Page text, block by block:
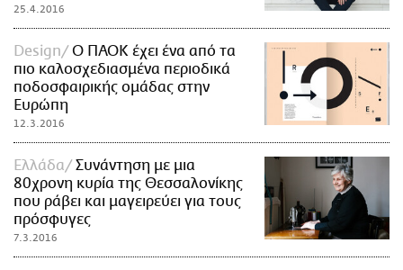
25.4.2016
Design
Ο ΠΑΟΚ έχει ένα από τα
πιο καλοσχεδιασμένα περιοδικά
ποδοσφαιρικής ομάδας στην
Ευρώπη
12.3.2016
Ελλάδα
Συνάντηση με μια
80χρονη κυρία της Θεσσαλονίκης
που ράβει και μαγειρεύει για τους
πρόσφυγες
7.3.2016